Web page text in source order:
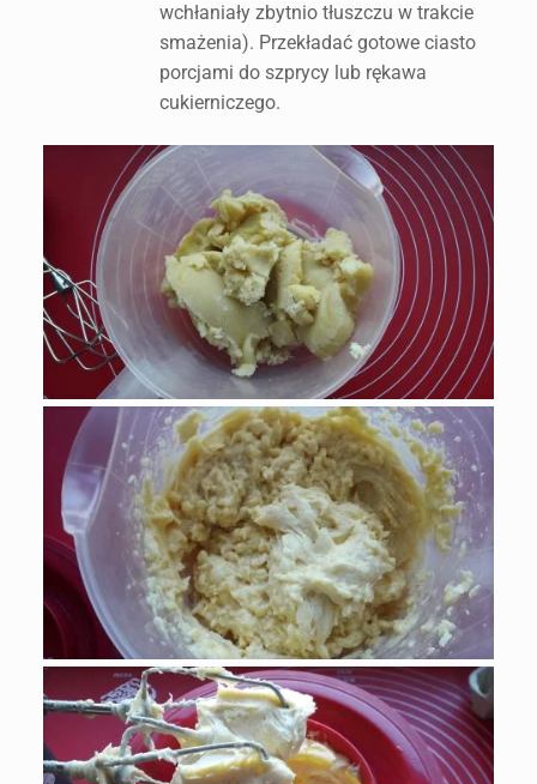
wchłaniały zbytnio tłuszczu w trakcie
smażenia). Przekładać gotowe ciasto
porcjami do szprycy lub rękawa
cukierniczego.